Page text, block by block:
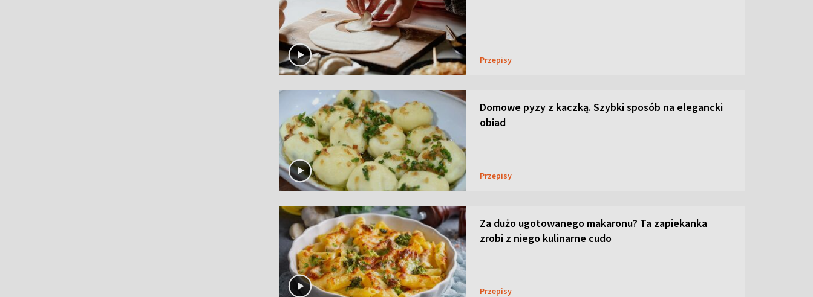
Przepisy
Domowe pyzy z kaczką. Szybki sposób na elegancki
obiad
Przepisy
Za dużo ugotowanego makaronu? Ta zapiekanka
zrobi z niego kulinarne cudo
Przepisy